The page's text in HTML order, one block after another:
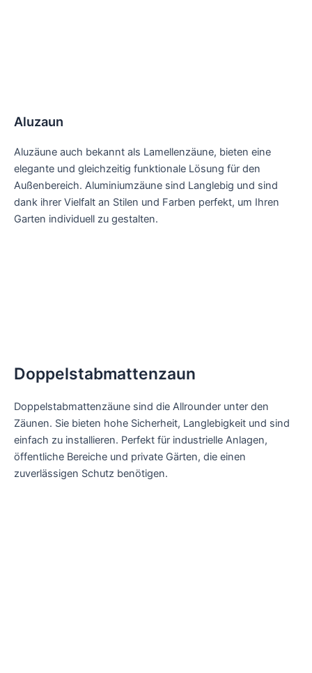
Aluzaun
Aluzäune auch bekannt als Lamellenzäune, bieten eine
elegante und gleichzeitig funktionale Lösung für den
Außenbereich. Aluminiumzäune sind Langlebig und sind
dank ihrer Vielfalt an Stilen und Farben perfekt, um Ihren
Garten individuell zu gestalten.
Doppelstabmattenzaun
Doppelstabmattenzäune sind die Allrounder unter den
Zäunen. Sie bieten hohe Sicherheit, Langlebigkeit und sind
einfach zu installieren. Perfekt für industrielle Anlagen,
öffentliche Bereiche und private Gärten, die einen
zuverlässigen Schutz benötigen.